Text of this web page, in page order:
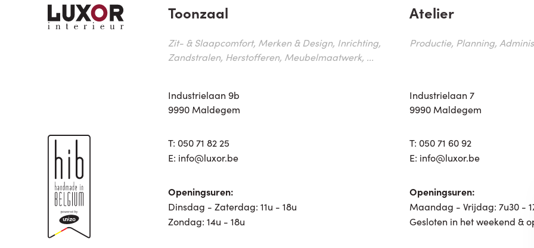
Toonzaal
Zit- & Slaapcomfort, Merken & Design, Inrichting,
Zandstralen, Herstofferen, Meubelmaatwerk, ...
Industrielaan 9b
9990 Maldegem
T: 050 71 82 25
E: info@luxor.be
Openingsuren:
Dinsdag - Zaterdag: 11u - 18u
Zondag: 14u - 18u
Atelier
Productie, Planning,
Industrielaan 7
9990 Maldegem
T: 050 71 60 92
E: info@luxor.be
Openingsuren:
Maandag - Vrijdag: 7u30 -
Gesloten in het weekend &